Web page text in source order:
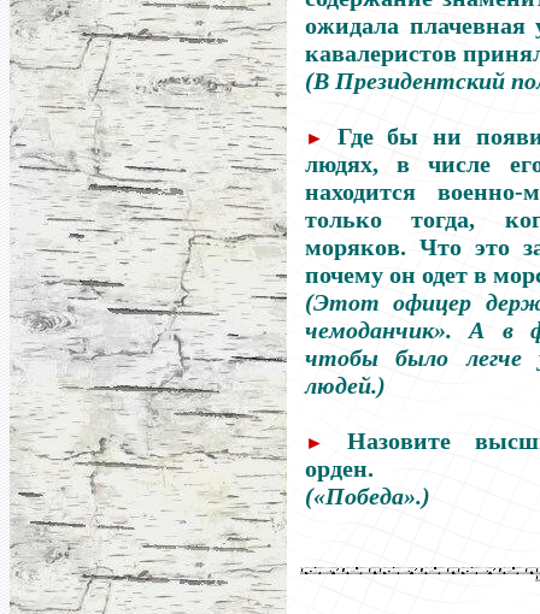
ожидала плачевная
кавалеристов
(В Президентский
►
Где бы ни
людях, в числе
находится
только тогда,
моряков. Что это
почему он одет в
(Этот офицер
чемоданчик». А
чтобы было легче
людей.)
►
Назовите
орден.
(«Победа».)